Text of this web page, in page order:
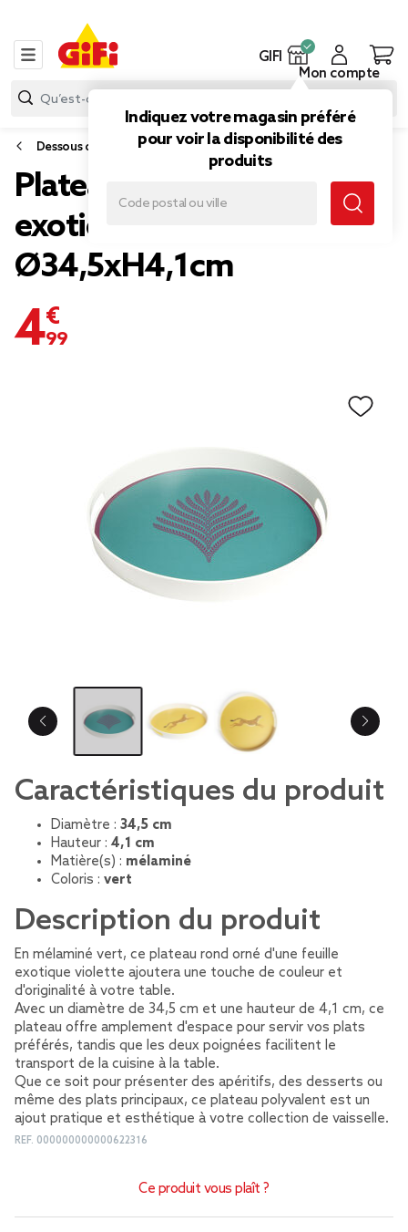
GIFI
Indiquez votre magasin préféré
pour voir la disponibilité des
produits
Mon compte
Dessous de plat et plateau
Plateau rond feuille
exotique mélaminé vert
Ø34,5xH4,1cm
4,99 €
Caractéristiques du produit
Diamètre : 34,5 cm
Hauteur : 4,1 cm
Matière(s) : mélaminé
Coloris : vert
Description du produit
En mélaminé vert, ce plateau rond orné d'une feuille
exotique violette ajoutera une touche de couleur et
d'originalité à votre table.
Avec un diamètre de 34,5 cm et une hauteur de 4,1 cm, ce
plateau offre amplement d'espace pour servir vos plats
préférés, tandis que les deux poignées facilitent le
transport de la cuisine à la table.
Que ce soit pour présenter des apéritifs, des desserts ou
même des plats principaux, ce plateau polyvalent est un
ajout pratique et esthétique à votre collection de vaisselle.
REF. 000000000000622316
Ce produit vous plaît ?